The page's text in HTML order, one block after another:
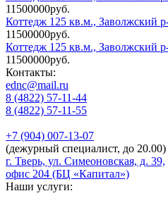
11500000руб.
Коттедж 125 кв.м., Заволжский
11500000руб.
Коттедж 125 кв.м., Заволжский
11500000руб.
Контакты:
ednc@mail.ru
8 (4822) 57-11-44
8 (4822) 57-11-55
+7 (904) 007-13-07
(дежурный специалист, до 20.00)
г. Тверь, ул. Симеоновская, д. 39,
офис 204 (БЦ «Капитал»)
Наши услуги: